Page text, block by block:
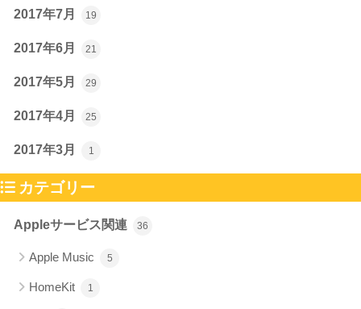
2017年7月 19
2017年6月 21
2017年5月 29
2017年4月 25
2017年3月 1
カテゴリー
Appleサービス関連 36
Apple Music 5
HomeKit 1